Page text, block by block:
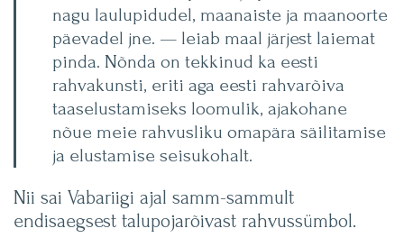
nagu laulupidudel, maanaiste ja maanoorte
päevadel jne. — leiab maal järjest laiemat
pinda. Nõnda on tekkinud ka eesti
rahvakunsti, eriti aga eesti rahvarõiva
taaselustamiseks loomulik, ajakohane
nõue meie rahvusliku omapära säilitamise
ja elustamise seisukohalt.
Nii sai Vabariigi ajal samm-sammult
endisaegsest talupojarõivast rahvussümbol.